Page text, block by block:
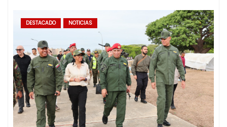
DESTACADO NOTICIAS